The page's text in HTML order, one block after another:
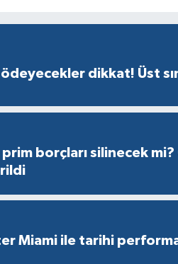
dikkat! Üst
prim borçları silinecek
Miami ile tarihi